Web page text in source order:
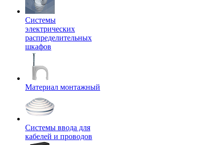
Системы
электрических
распределительных
шкафов
Материал монтажный
Системы ввода для
кабелей и проводов